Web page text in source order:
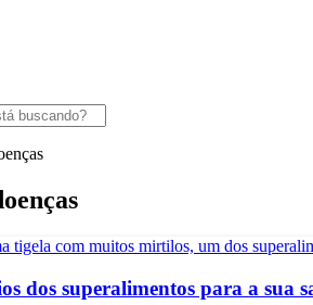
dos superalimentos para a sua